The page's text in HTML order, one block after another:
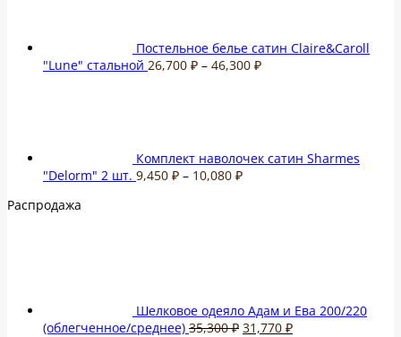
Постельное белье сатин Claire&Caroll
"Lune" стальной 26,700 ₽ – 46,300 ₽Диапазон
Комплект наволочек сатин Sharmes
"Delorm" 2 шт. 9,450 ₽ – 10,080 ₽Диапазон
Распродажа
Шелковое одеяло Адам и Ева 200/220
(облегченное/среднее) 35,300₽ Первоначальная
31,770 ₽Текущая